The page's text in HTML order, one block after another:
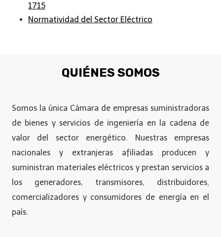
1715
Normatividad del Sector Eléctrico
QUIÉNES SOMOS
Somos la única Cámara de empresas suministradoras
de bienes y servicios de ingeniería en la cadena de
valor del sector energético. Nuestras empresas
nacionales y extranjeras afiliadas producen y
suministran materiales eléctricos y prestan servicios a
los generadores, transmisores, distribuidores,
comercializadores y consumidores de energía en el
país.